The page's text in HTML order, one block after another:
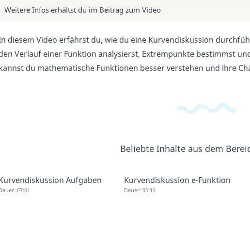
Weitere Infos erhältst du im Beitrag zum Video
In diesem Video erfährst du, wie du eine Kurvendiskussion
den Verlauf einer Funktion analysierst, Extrempunkte bestimmst
kannst du mathematische Funktionen besser verstehen und ihre
Beliebte Inhalte aus dem
Kurvendiskussion Aufgaben
Dauer: 07:01
Kurvendiskussion e-Funktion
Dauer: 06:13